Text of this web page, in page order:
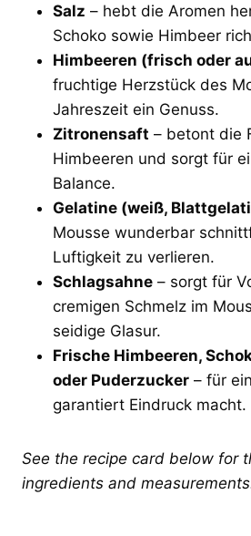
Salz – hebt die Aromen
Schoko sowie Himbeer
Himbeeren (frisch oder
fruchtige Herzstück des
Jahreszeit ein Genuss.
Zitronensaft – betont die
Himbeeren und sorgt für
Balance.
Gelatine (weiß,
Mousse wunderbar
Luftigkeit zu verlieren.
Schlagsahne – sorgt für
cremigen Schmelz im
seidige Glasur.
Frische Himbeeren,
oder Puderzucker – für
garantiert Eindruck macht.
See the recipe card below for
ingredients and